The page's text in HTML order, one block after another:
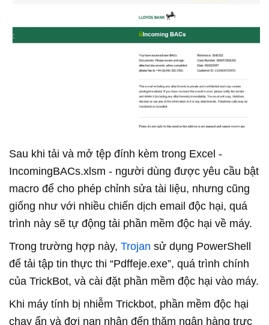
Sau khi tải và mở tệp đính kèm trong Excel -
IncomingBACs.xlsm - người dùng được yêu cầu bật
macro để cho phép chỉnh sửa tài liệu, nhưng cũng
giống như với nhiều chiến dịch email độc hại, quá
trình này sẽ tự động tải phần mềm độc hại về máy.
Trong trường hợp này, Trojan sử dụng PowerShell
để tải tập tin thực thi “Pdffeje.exe”, quá trình chính
của TrickBot, và cài đặt phần mềm độc hại vào máy.
Khi máy tính bị nhiễm Trickbot, phần mềm độc hại
chạy ẩn và đợi nạn nhân đến thăm ngân hàng trực